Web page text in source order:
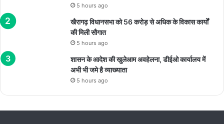
5 hours ago
खैरागढ़ विधानसभा को 56 करोड़ से अधिक के विकास कार्यों
की मिली सौगात
5 hours ago
शासन के आदेश की खुलेआम अवहेलना, डीईओ कार्यालय में
अभी भी जमे है व्याख्याता
5 hours ago